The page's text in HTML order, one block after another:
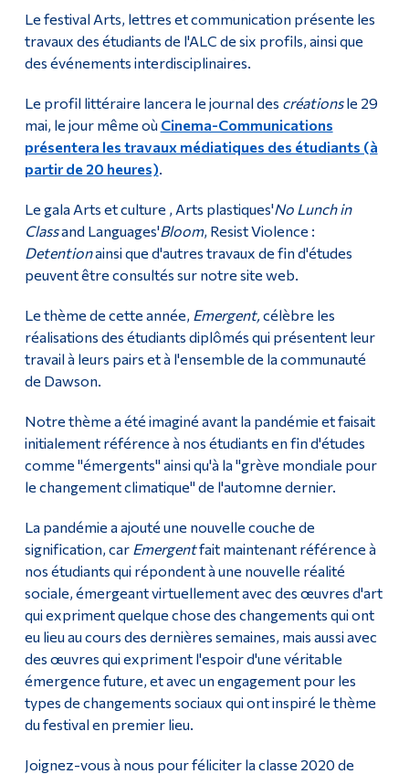
Le festival Arts, lettres et communication présente les
travaux des étudiants de l'ALC de six profils, ainsi que
des événements interdisciplinaires.
Le profil littéraire lancera le journal des créationsle 29
mai, le jour même où Cinema-Communications
présentera les travaux médiatiques des étudiants (à
partir de 20 heures)
Le gala Arts et culture , Arts plastiques'No Lunch in
Classand Languages'Bloom, Resist Violence :
Detentionainsi que d'autres travaux de fin d'études
peuvent être consultés sur notre site web.
Le thème de cette année, Emergent, célèbre les
réalisations des étudiants diplômés qui présentent leur
travail à leurs pairs et à l'ensemble de la communauté
de Dawson.
Notre thème a été imaginé avant la pandémie et faisait
initialement référence à nos étudiants en fin d'études
comme "émergents" ainsi qu'à la "grève mondiale pour
le changement climatique" de l'automne dernier.
La pandémie a ajouté une nouvelle couche de
signification, car Emergentfait maintenant référence à
nos étudiants qui répondent à une nouvelle réalité
sociale, émergeant virtuellement avec des œuvres d'art
qui expriment quelque chose des changements qui ont
eu lieu au cours des dernières semaines, mais aussi avec
des œuvres qui expriment l'espoir d'une véritable
émergence future, et avec un engagement pour les
types de changements sociaux qui ont inspiré le thème
du festival en premier lieu.
Joignez-vous à nous pour féliciter la classe 2020 de